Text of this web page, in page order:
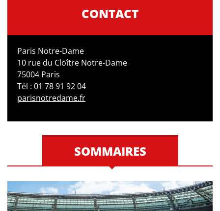
CONTACT
Paris Notre-Dame
10 rue du Cloître Notre-Dame
75004 Paris
Tél : 01 78 91 92 04
parisnotredame.fr
SOMMAIRES